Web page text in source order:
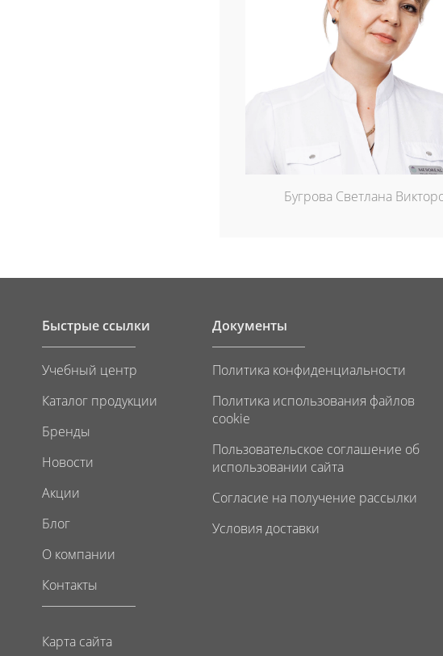
Бугрова Светлана
Быстрые ссылки
Учебный центр
Каталог продукции
Бренды
Новости
Акции
Блог
О компании
Контакты
Карта сайта
Документы
Политика конфиденциальности
Политика использования файлов
cookie
Пользовательское соглашение об
использовании сайта
Согласие на получение рассылки
Условия доставки